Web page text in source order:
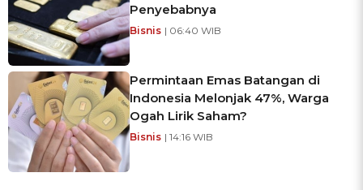
Penyebabnya
Bisnis | 06:40 WIB
Permintaan Emas Batangan di
Indonesia Melonjak 47%, Warga
Ogah Lirik Saham?
Bisnis | 14:16 WIB